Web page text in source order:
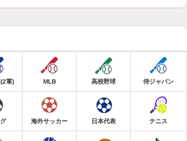
軍) MLB 高校野球 侍ジャパン
海外サッカー 日本代表 テニス